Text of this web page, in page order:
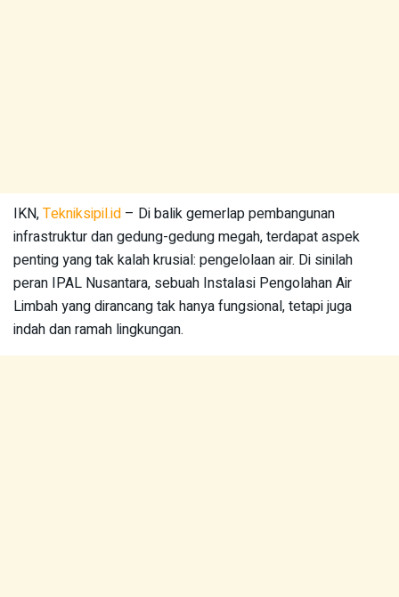
IKN,Tekniksipil.id – Di balik gemerlap pembangunan
infrastruktur dan gedung-gedung megah, terdapat aspek
penting yang tak kalah krusial: pengelolaan air. Di sinilah
peran IPAL Nusantara, sebuah Instalasi Pengolahan Air
Limbah yang dirancang tak hanya fungsional, tetapi juga
indah dan ramah lingkungan.